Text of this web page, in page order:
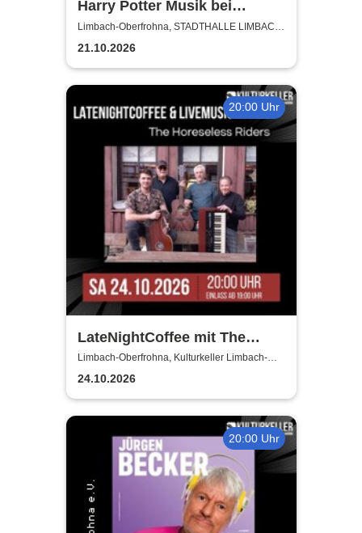
Harry Potter Musik bei
Kerzenschein
Limbach-Oberfrohna, STADTHALLE LIMBACH-
OBERFROHNA
21.10.2026
20:00 Uhr
LateNightCoffee mit The
Horseless Riders
Limbach-Oberfrohna, Kulturkeller Limbach-
Oberfrohna
24.10.2026
20:00 Uhr